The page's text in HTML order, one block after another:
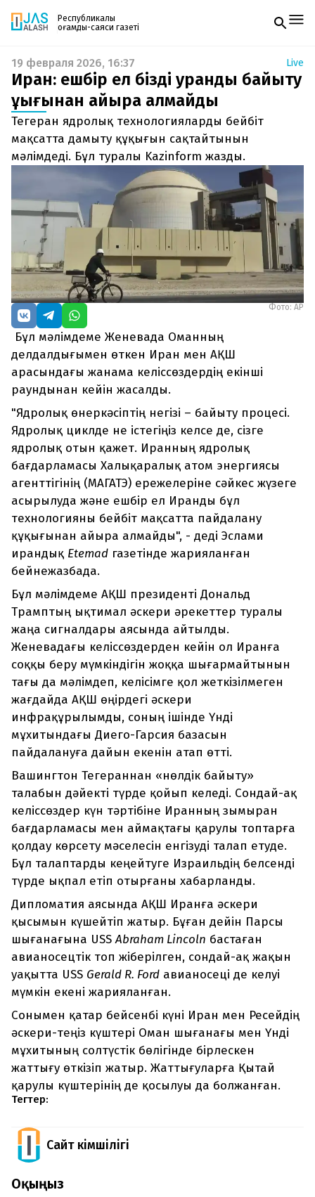
Республикалық
қоғамдық-саяси газеті
Жаңалықтар
Спорт
Live
Руханият
Аймақ
Архив
Заң және тәртіп
Редакциямен байланыс
+7 708 604 51 06
Жарнама бөлімі
+7 701 220 64 52
Пошта
zhasalash100@gmail.com
Газетке жазылу
PDF форматтағы газетті ай сайын электронды
поштаңызға алып отырыңыз. Жаңа нөмір
шыққан сәтте сізге бірден жіберіледі. Тек email
енгізіңіз, біз қалғанын өзіміз жібереміз.
19 февраля 2026, 16:37 Live
Иран: ешбір ел бізді уранды байыту
құқығынан айыра алмайды
Тегеран ядролық технологияларды бейбіт
мақсатта дамыту құқығын сақтайтынын
мәлімдеді. Бұл туралы Kazinform жазды.
Фото: АР
Бұл мәлімдеме Женевада Оманның
делдалдығымен өткен Иран мен АҚШ
арасындағы жанама келіссөздердің екінші
раундынан кейін жасалды.
"Ядролық өнеркәсіптің негізі – байыту процесі.
Ядролық циклде не істегіңіз келсе де, сізге
ядролық отын қажет. Иранның ядролық
бағдарламасы Халықаралық атом энергиясы
агенттігінің (МАГАТЭ) ережелеріне сәйкес жүзеге
асырылуда және ешбір ел Иранды бұл
технологияны бейбіт мақсатта пайдалану
құқығынан айыра алмайды", - деді Эслами
ирандық Etemad газетінде жарияланған
бейнежазбада.
Бұл мәлімдеме АҚШ президенті Дональд
Трамптың ықтимал әскери әрекеттер туралы
жаңа сигналдары аясында айтылды.
Женевадағы келіссөздерден кейін ол Иранға
соққы беру мүмкіндігін жоққа шығармайтынын
тағы да мәлімдеп, келісімге қол жеткізілмеген
жағдайда АҚШ өңірдегі әскери
инфрақұрылымды, соның ішінде Үнді
мұхитындағы Диего-Гарсия базасын
пайдалануға дайын екенін атап өтті.
Вашингтон Тегераннан «нөлдік байыту»
талабын дәйекті түрде қойып келеді. Сондай-ақ
келіссөздер күн тәртібіне Иранның зымыран
бағдарламасы мен аймақтағы қарулы топтарға
қолдау көрсету мәселесін енгізуді талап етуде.
Бұл талаптарды кеңейтуге Израильдің белсенді
түрде ықпал етіп отырғаны хабарланды.
Дипломатия аясында АҚШ Иранға әскери
қысымын күшейтіп жатыр. Бұған дейін Парсы
шығанағына USSAbraham Lincoln бастаған
авианосецтік топ жіберілген, сондай-ақ жақын
уақытта USS Gerald R. Ford авианосеці де келуі
мүмкін екені жарияланған.
Сонымен қатар бейсенбі күні Иран мен Ресейдің
әскери-теңіз күштері Оман шығанағы мен Үнді
мұхитының солтүстік бөлігінде бірлескен
жаттығу өткізіп жатыр. Жаттығуларға Қытай
қарулы күштерінің де қосылуы да болжанған.
Тегтер:
Сайт Әкімшілігі
Оқыңыз